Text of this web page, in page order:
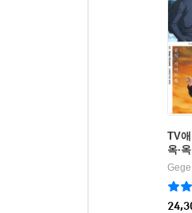
TV
옥·
가이